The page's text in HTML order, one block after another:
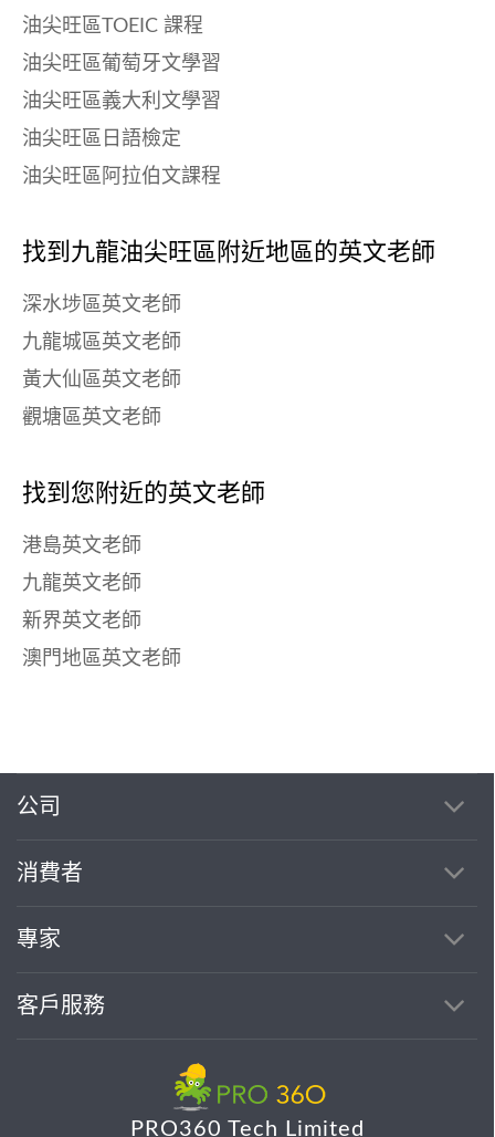
油尖旺區TOEIC 課程
油尖旺區葡萄牙文學習
油尖旺區義大利文學習
油尖旺區日語檢定
油尖旺區阿拉伯文課程
找到九龍油尖旺區附近地區的英文老師
深水埗區英文老師
九龍城區英文老師
黃大仙區英文老師
觀塘區英文老師
找到您附近的英文老師
港島英文老師
九龍英文老師
新界英文老師
澳門地區英文老師
公司
消費者
專家
客戶服務
PRO360 Tech Limited